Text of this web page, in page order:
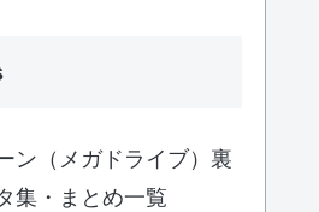
ン（メガドライブ）裏
集・まとめ一覧